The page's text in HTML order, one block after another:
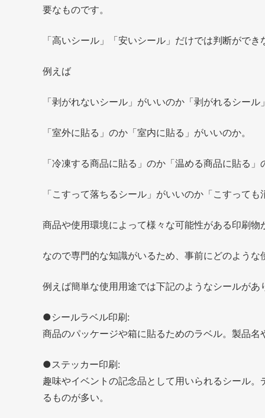
要なものです。
「高いシール」「安いシール」だけでは判断ができ
例えば
「剥がれないシール」がいいのか「剥がれるシール
「室外に貼る」のか「室内に貼る」がいいのか。
「冷凍する商品に貼る」のか「温める商品に貼る」
「こすって落ちるシール」がいいのか「こすっても
商品や使用環境によって様々な可能性がある印刷物
なので専門的な知識がいるため、事前にどのような
例えば簡単な使用用途では下記のようなシールがあ
●シールラベル印刷:
商品のパッケージや箱に貼るためのラベル。製品名
●ステッカー印刷:
趣味やイベントの記念品として用いられるシール
るものが多い。